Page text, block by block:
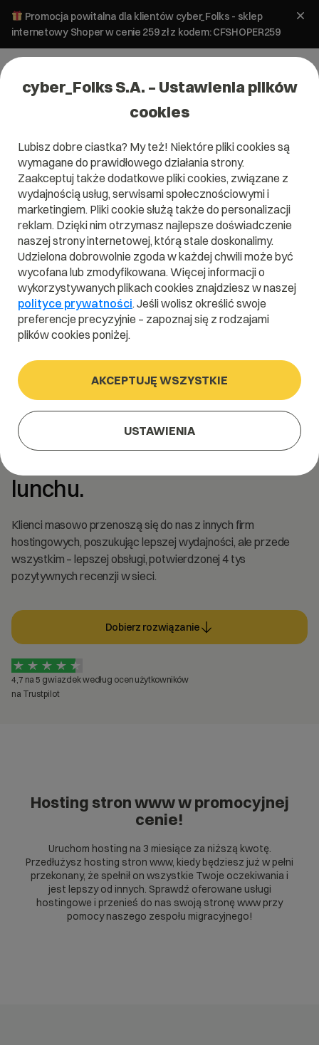
Promocja powitalna dla klientów cyber_Folks - sklep
internetowy Shoper w cenie 259 zł z kodem: CFSHOPER259
Hosting www.
Szybszy od światła, tańszy od
lunchu.
Klienci masowo przenoszą się do nas z innych firm
hostingowych, poszukując lepszej wydajności, ale przede
wszystkim – lepszej obsługi, potwierdzonej 4 tys
pozytywnych recenzji w sieci.
Dobierz rozwiązanie
4,7 na 5 gwiazdek według ocen użytkowników
na Trustpilot
Hosting stron www w promocyjnej
cenie!
Uruchom hosting na 3 miesiące za niższą kwotę.
Przedłużysz hosting stron www, kiedy będziesz już w pełni
przekonany, że spełnił on wszystkie Twoje oczekiwania i
jest lepszy od innych. Sprawdź oferowane usługi
hostingowe i przenieś do nas swoją stronę www przy
pomocy naszego zespołu migracyjnego!
cyber_Folks S.A. – Ustawienia plików
cookies
Lubisz dobre ciastka? My też! Niektóre pliki cookies są
wymagane do prawidłowego działania strony.
Zaakceptuj także dodatkowe pliki cookies, związane z
wydajnością usług, serwisami społecznościowymi i
marketingiem. Pliki cookie służą także do personalizacji
reklam. Dzięki nim otrzymasz najlepsze doświadczenie
naszej strony internetowej, którą stale doskonalimy.
Udzielona dobrowolnie zgoda w każdej chwili może być
wycofana lub zmodyfikowana. Więcej informacji o
wykorzystywanych plikach cookies znajdziesz w naszej
polityce prywatności. Jeśli wolisz określić swoje
preferencje precyzyjnie – zapoznaj się z rodzajami
plików cookies poniżej.
AKCEPTUJĘ WSZYSTKIE
USTAWIENIA